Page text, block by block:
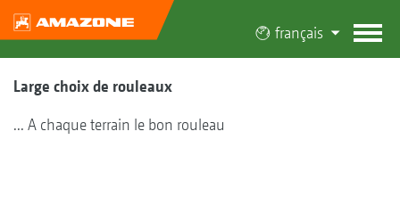
français
Large choix de rouleaux
... A chaque terrain le bon rouleau